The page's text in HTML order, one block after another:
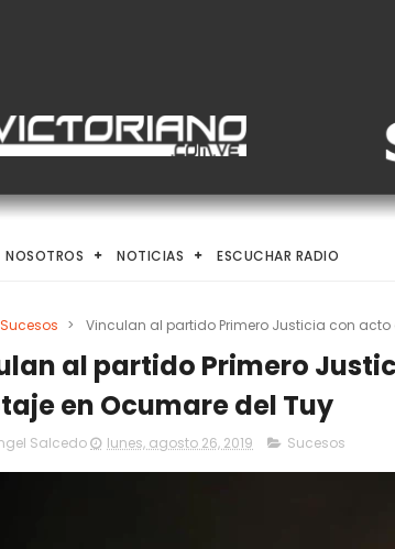
NOSOTROS NOTICIAS ESCUCHAR RADIO
Sucesos > Vinculan al partido Primero Justicia con
al partido Primero
en Ocumare del Tuy
Salcedo lunes, agosto 26, 2019 Sucesos